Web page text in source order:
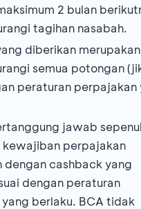
2 bulan
tagihan nasabah.
diberikan
semua potongan
peraturan perpajakan
jawab
kewajiban perpajakan
dengan cashback yang
dengan peraturan
berlaku. BCA tidak